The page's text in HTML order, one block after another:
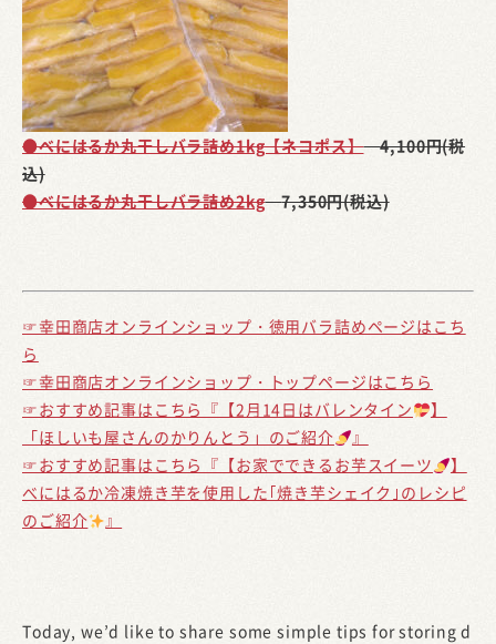
●べにはるか丸干しバラ詰め1kg【ネコポス】
4,100円(税
込)
●べにはるか丸干しバラ詰め2kg
7,350円(税込)
☞幸田商店オンラインショップ・徳用バラ詰めページはこち
ら
☞幸田商店オンラインショップ・トップページはこちら
☞おすすめ記事はこちら『【2月14日はバレンタイン
】
「ほしいも屋さんのかりんとう」のご紹介
』
☞おすすめ記事はこちら『【お家でできるお芋スイーツ
】
べにはるか冷凍焼き芋を使用した｢焼き芋シェイク｣のレシピ
のご紹介
』
Today, we’d like to share some simple tips for storing d